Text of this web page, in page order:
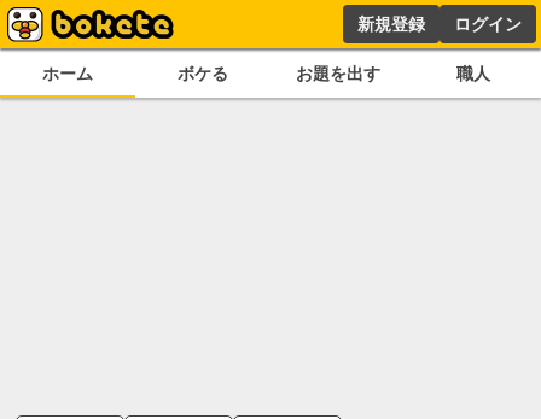
新規登録 ログイン
ホーム ボケる お題を出す 職人